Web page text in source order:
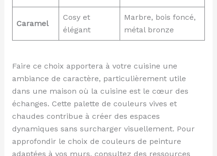
Caramel
Cosy et
élégant
Marbre, bois foncé,
métal bronze
Faire ce choix apportera à votre cuisine une
ambiance de caractère, particulièrement utile
dans une maison où la cuisine est le cœur des
échanges. Cette palette de couleurs vives et
chaudes contribue à créer des espaces
dynamiques sans surcharger visuellement. Pour
approfondir le choix de couleurs de peinture
adaptées à vos murs, consultez des ressources